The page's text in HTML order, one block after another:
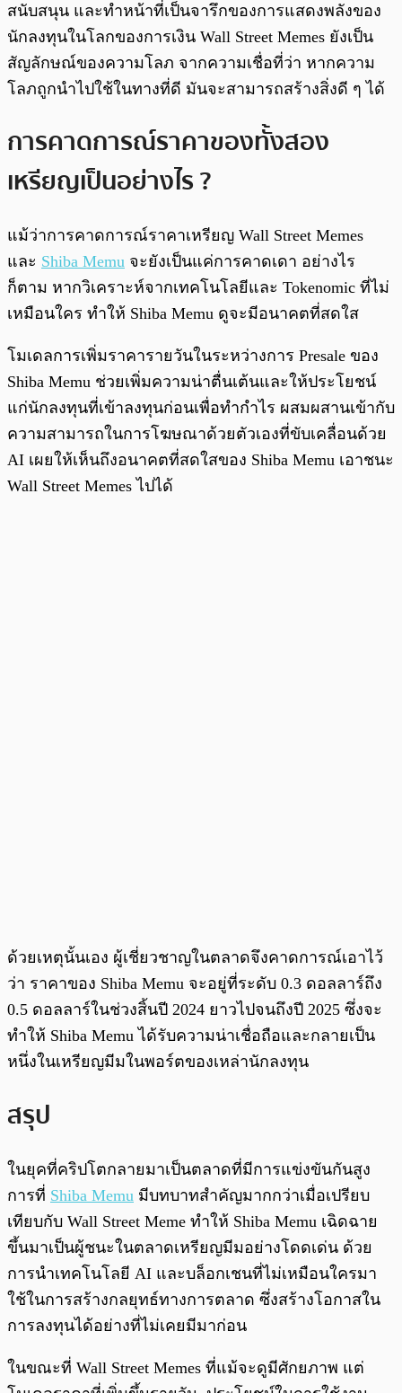
สนับสนุน และทำหน้าที่เป็นจารึกของการแสดงพลังของ
นักลงทุนในโลกของการเงิน Wall Street Memes ยังเป็น
สัญลักษณ์ของความโลภ จากความเชื่อที่ว่า หากความ
โลภถูกนำไปใช้ในทางที่ดี มันจะสามารถสร้างสิ่งดี ๆ ได้
การคาดการณ์ราคาของทั้งสอง
เหรียญเป็นอย่างไร ?
แม้ว่าการคาดการณ์ราคาเหรียญ Wall Street Memes
และ Shiba Memu จะยังเป็นแค่การคาดเดา อย่างไร
ก็ตาม หากวิเคราะห์จากเทคโนโลยีและ Tokenomic ที่ไม่
เหมือนใคร ทำให้ Shiba Memu ดูจะมีอนาคตที่สดใส
โมเดลการเพิ่มราคารายวันในระหว่างการ Presale ของ
Shiba Memu ช่วยเพิ่มความน่าตื่นเต้นและให้ประโยชน์
แก่นักลงทุนที่เข้าลงทุนก่อนเพื่อทำกำไร ผสมผสานเข้ากับ
ความสามารถในการโฆษณาด้วยตัวเองที่ขับเคลื่อนด้วย
AI เผยให้เห็นถึงอนาคตที่สดใสของ Shiba Memu เอาชนะ
Wall Street Memes ไปได้
ด้วยเหตุนั้นเอง ผู้เชี่ยวชาญในตลาดจึงคาดการณ์เอาไว้
ว่า ราคาของ Shiba Memu จะอยู่ที่ระดับ 0.3 ดอลลาร์ถึง
0.5 ดอลลาร์ในช่วงสิ้นปี 2024 ยาวไปจนถึงปี 2025 ซึ่งจะ
ทำให้ Shiba Memu ได้รับความน่าเชื่อถือและกลายเป็น
หนึ่งในเหรียญมีมในพอร์ตของเหล่านักลงทุน
สรุป
ในยุคที่คริปโตกลายมาเป็นตลาดที่มีการแข่งขันกันสูง
การที่ Shiba Memu มีบทบาทสำคัญมากกว่าเมื่อเปรียบ
เทียบกับ Wall Street Meme ทำให้ Shiba Memu เฉิดฉาย
ขึ้นมาเป็นผู้ชนะในตลาดเหรียญมีมอย่างโดดเด่น ด้วย
การนำเทคโนโลยี AI และบล็อกเชนที่ไม่เหมือนใครมา
ใช้ในการสร้างกลยุทธ์ทางการตลาด ซึ่งสร้างโอกาสใน
การลงทุนได้อย่างที่ไม่เคยมีมาก่อน
ในขณะที่ Wall Street Memes ที่แม้จะดูมีศักยภาพ แต่